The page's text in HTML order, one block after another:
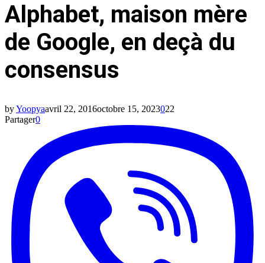
Alphabet, maison mère
de Google, en deçà du
consensus
byYoopyaavril 22, 2016octobre 15, 2023022
Partager0